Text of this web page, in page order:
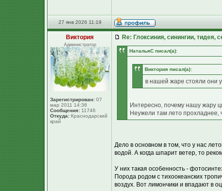
27 янв 2026 11:19
Виктория
Администратор
Зарегистрирован: 07
мар 2011 14:36
Сообщения: 11746
Откуда: Краснодарский
край
Re: Глоксиния, синингии, тидея,
НатальяС писал(а):
Виктория писал(а):
в нашей жаре стояли они
Интересно, почему нашу жару
Неужели там лето прохладнее,
Дело в основном в том, что у нас
водой. А когда шпарит ветер, то
У них такая особенность -
Порода родом с тихоокеанских
воздух. Вот лимончики и впадают в